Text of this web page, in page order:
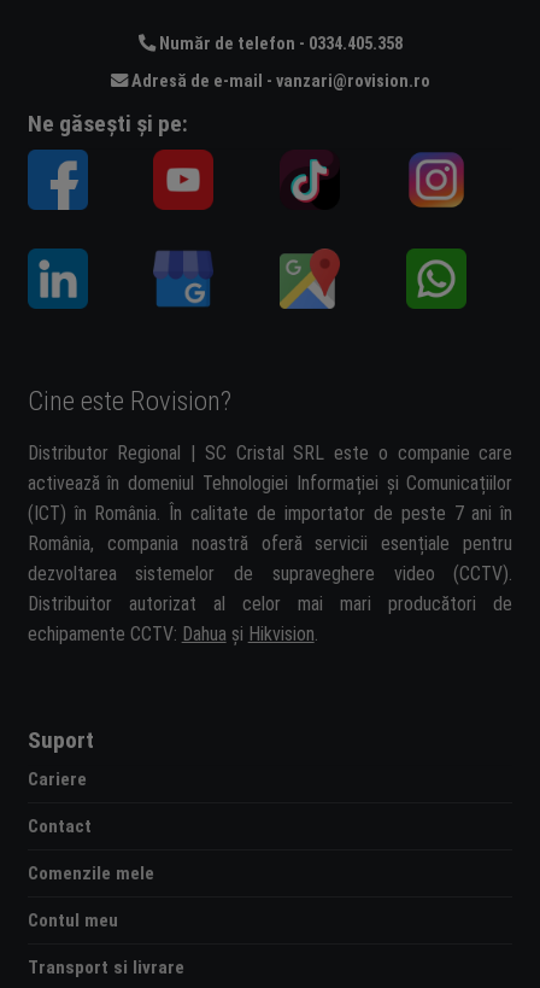
Număr de telefon - 0334.405.358
Adresă de e-mail - vanzari@rovision.ro
Ne găsești și pe:
Cine este Rovision?
Distributor Regional | SC Cristal SRL este o companie care
activează în domeniul Tehnologiei Informației și Comunicațiilor
(ICT) în România. În calitate de importator de peste 7 ani în
România, compania noastră oferă servicii esențiale pentru
dezvoltarea sistemelor de supraveghere video (CCTV).
Distribuitor autorizat al celor mai mari producători de
echipamente CCTV: Dahua și Hikvision.
Suport
Cariere
Contact
Comenzile mele
Contul meu
Transport si livrare